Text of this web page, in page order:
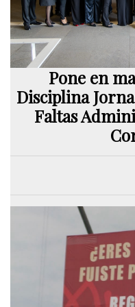
Pone en
Disciplina
Faltas